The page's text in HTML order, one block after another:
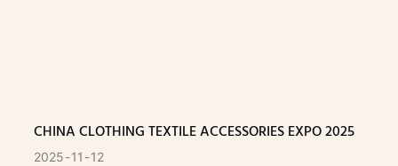
CHINA CLOTHING TEXTILE ACCESSORIES EXPO 2025
2025 11 12